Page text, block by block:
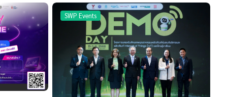
SWP Events